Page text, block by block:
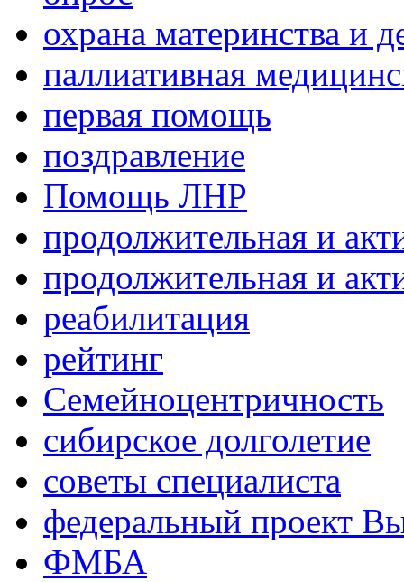
охрана материнства и
паллиативная
первая помощь
поздравление
Помощь ЛНР
продолжительная и
продолжительная и
реабилитация
рейтинг
Семейноцентричность
сибирское долголетие
советы специалиста
федеральный проект
ФМБА